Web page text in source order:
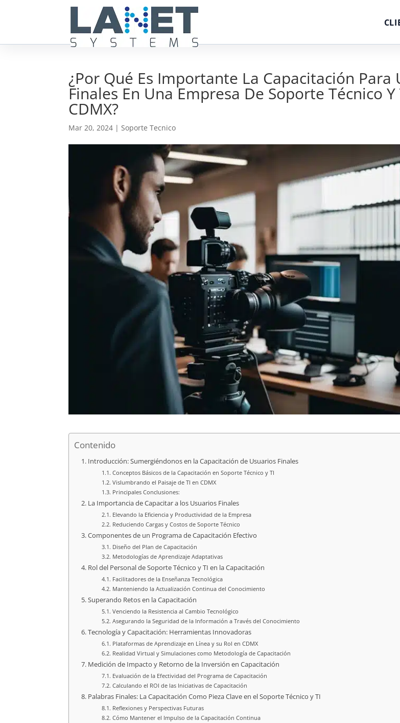
¿Por Qué Es Importante La Capacitación Para
Finales En Una Empresa De Soporte Técnico Y
CDMX?
Mar 20, 2024 |Soporte Tecnico
Contenido
Introducción: Sumergiéndonos en la Capacitación de Usuarios Finales
Conceptos Básicos de la Capacitación en Soporte Técnico y TI
Vislumbrando el Paisaje de TI en CDMX
Principales Conclusiones:
La Importancia de Capacitar a los Usuarios Finales
Elevando la Eficiencia y Productividad de la Empresa
Reduciendo Cargas y Costos de Soporte Técnico
Componentes de un Programa de Capacitación Efectivo
Diseño del Plan de Capacitación
Metodologías de Aprendizaje Adaptativas
Rol del Personal de Soporte Técnico y TI en la Capacitación
Facilitadores de la Enseñanza Tecnológica
Manteniendo la Actualización Continua del Conocimiento
Superando Retos en la Capacitación
Venciendo la Resistencia al Cambio Tecnológico
Asegurando la Seguridad de la Información a Través del Conocimiento
Tecnología y Capacitación: Herramientas Innovadoras
Plataformas de Aprendizaje en Línea y su Rol en CDMX
Realidad Virtual y Simulaciones como Metodología de Capacitación
Medición de Impacto y Retorno de la Inversión en Capacitación
Evaluación de la Efectividad del Programa de Capacitación
Calculando el ROI de las Iniciativas de Capacitación
Palabras Finales: La Capacitación Como Pieza Clave en el Soporte Técnico y TI
Reflexiones y Perspectivas Futuras
Cómo Mantener el Impulso de la Capacitación Continua